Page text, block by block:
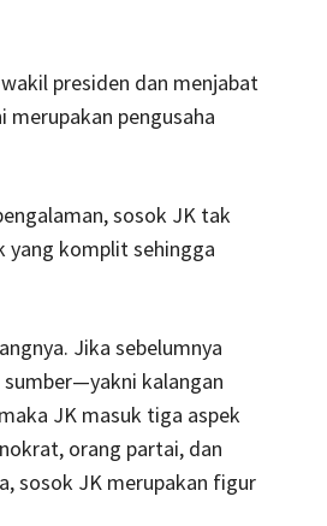
presiden dan menjabat
merupakan pengusaha
sosok JK tak
yang komplit sehingga
Jika sebelumnya
kalangan
JK masuk tiga aspek
orang partai, dan
sosok JK merupakan figur